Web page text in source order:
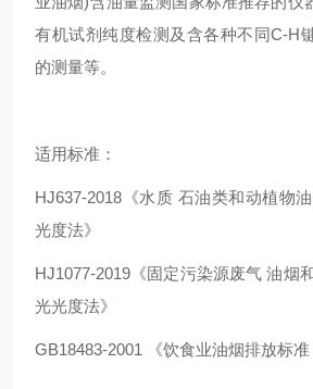
有机试剂纯度检测及含各种不同C-H
的测量等。
适用标准：
HJ637-2018 《水质 石油类和动植物
光度法》
HJ1077-2019 《固定污染源废气 油烟
光光度法》
GB18483-2001 《饮食业油烟排放标准